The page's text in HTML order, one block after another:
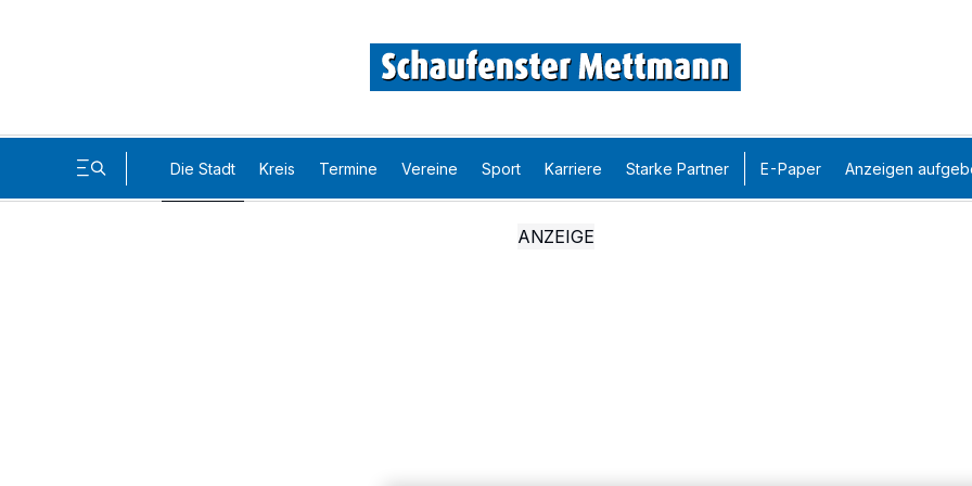
Die Stadt Kreis Termine Vereine Sport Karriere Starke Partner E-Paper Anzeigen